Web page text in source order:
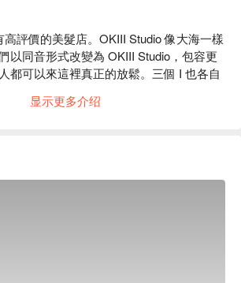
高評價的美髮店。OKIII Studio 像大海一樣
以同音形式改變為 OKIII Studio，包容更
都可以來這裡真正的放鬆。三個 I 也各自
給顧客最新的趨勢資訊及專業技術諮詢。
現給顧客最好的服務品質，網評回購好評
計，寬敞舒適感，讓顧客心靈享受放鬆。
使用美國 Paul Mitchell、德國
显示更多介绍